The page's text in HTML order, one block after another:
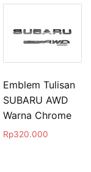
Emblem Tulisan
SUBARU AWD
Warna Chrome
Rp320.000